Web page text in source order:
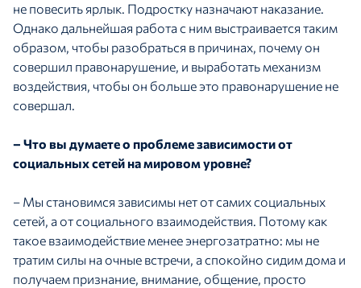
не повесить ярлык. Подростку назначают наказание.
Однако дальнейшая работа с ним выстраивается таким
образом, чтобы разобраться в причинах, почему он
совершил правонарушение, и выработать механизм
воздействия, чтобы он больше это правонарушение не
совершал.
– Что вы думаете о проблеме зависимости от
социальных сетей на мировом уровне?
– Мы становимся зависимы нет от самих социальных
сетей, а от социального взаимодействия. Потому как
такое взаимодействие менее энергозатратно: мы не
тратим силы на очные встречи, а спокойно сидим дома и
получаем признание, внимание, общение, просто